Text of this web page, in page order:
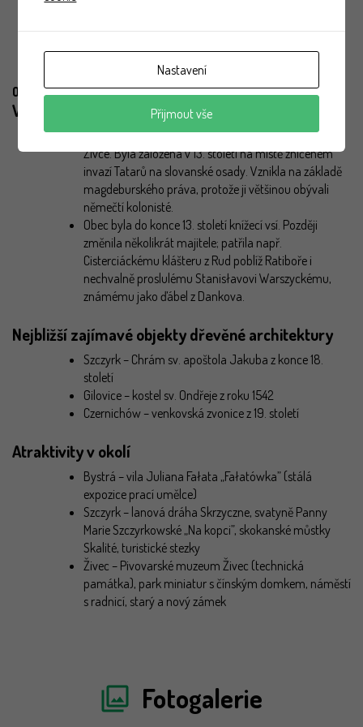
Autobusem – zastávka cca 500 m
Vlakem – zastávka cca 1,4 km
Občerstvení – v blízkosti
Víte, že
Łodygowice jsou jednou z nejstarších vesnic v okolí
Živce. Byla založena v 13. století na místě zničeném
invazí Tatarů na slovanské osady. Vznikla na základě
magdeburského práva, protože ji většinou obývali
němečtí kolonisté.
Obec byla do konce 13. století knížecí vsí. Později
změnila několikrát majitele; patřila např.
Cisterciáckému klášteru z Rud poblíž Ratiboře i
nechvalně proslulému Stanisłavovi Warszyckému,
známému jako ďábel z Dankova.
Nejbližší zajímavé objekty dřevěné architektury
Szczyrk – Chrám sv. apoštola Jakuba z konce 18.
století
Gilovice – kostel sv. Ondřeje z roku 1542
Czernichów – venkovská zvonice z 19. století
Atraktivity v okolí
Bystrá – vila Juliana Fałata „Fałatówka” (stálá
expozice prací umělce)
Szczyrk – lanová dráha Skrzyczne, svatyně Panny
Marie Szczyrkowské „Na kopci”, skokanské můstky
Skalité, turistické stezky
Živec – Pivovarské muzeum Živec (technická
památka), park miniatur s čínským domkem, náměstí
s radnicí, starý a nový zámek
Fotogalerie
Nastavení
Přijmout vše